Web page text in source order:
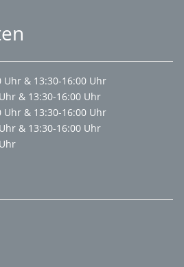
Uhr & 13:30-16:00 Uhr
& 13:30-16:00 Uhr
Uhr & 13:30-16:00 Uhr
& 13:30-16:00 Uhr